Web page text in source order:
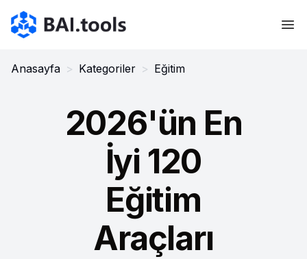
Bai.tools
Anasayfa > Kategoriler > Eğitim
2026'ün En
İyi 120
Eğitim
Araçları